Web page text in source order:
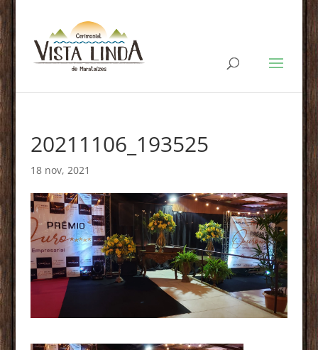
20211106_193525
18 nov, 2021